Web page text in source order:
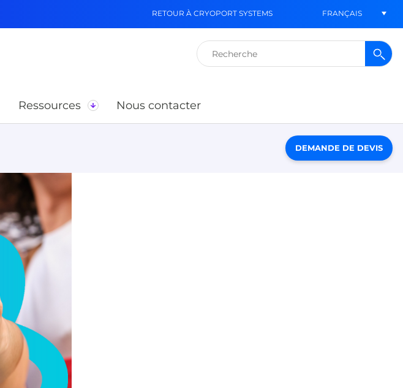
RETOUR À CRYOPORT SYSTEMS FRANÇAIS
Rechercher :
Ressources Nous contacter
DEMANDE DE DEVIS